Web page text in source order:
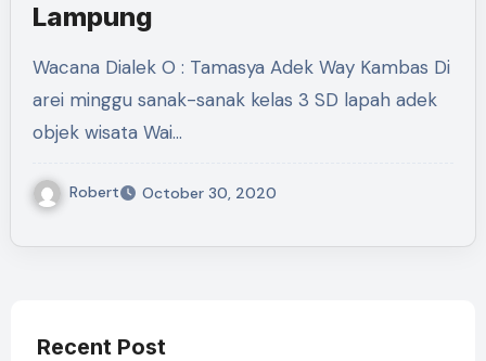
Lampung
Wacana Dialek O : Tamasya Adek Way Kambas Di
arei minggu sanak-sanak kelas 3 SD lapah adek
objek wisata Wai…
Robert October 30, 2020
Recent Post